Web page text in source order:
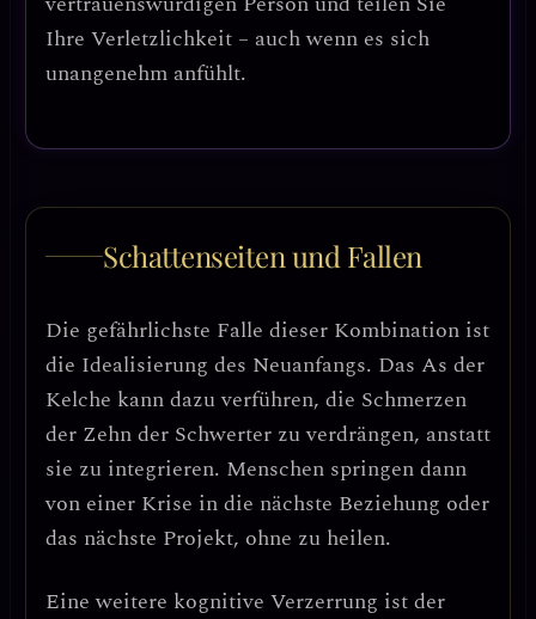
Ihre Verletzlichkeit – auch wenn es sich
unangenehm anfühlt.
Schattenseiten und Fallen
Die gefährlichste Falle dieser Kombination ist
die Idealisierung des Neuanfangs. Das As der
Kelche kann dazu verführen, die Schmerzen
der Zehn der Schwerter zu verdrängen, anstatt
sie zu integrieren. Menschen springen dann
von einer Krise in die nächste Beziehung oder
das nächste Projekt, ohne zu heilen.
Eine weitere kognitive Verzerrung ist der